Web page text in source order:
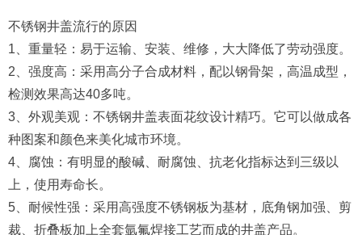
不锈钢井盖流行的原因
1、重量轻：易于运输、安装、维修，大大降低了劳动强度。
2、强度高：采用高分子合成材料，配以钢骨架，高温成型，
检测效果高达40多吨。
3、外观美观：不锈钢井盖表面花纹设计精巧。它可以做成各
种图案和颜色来美化城市环境。
4、腐蚀：有明显的酸碱、耐腐蚀、抗老化指标达到三级以
上，使用寿命长。
5、耐候性强：采用高强度不锈钢板为基材，底角钢加强、剪
裁、折叠板加上全套氩氟焊接工艺而成的井盖产品。